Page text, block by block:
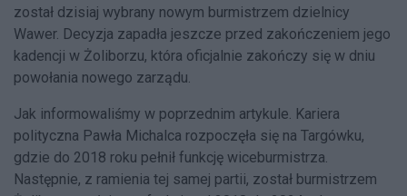
został dzisiaj wybrany nowym burmistrzem dzielnicy
Wawer. Decyzja zapadła jeszcze przed zakończeniem jego
kadencji w Żoliborzu, która oficjalnie zakończy się w dniu
powołania nowego zarządu.
Jak informowaliśmy w poprzednim artykule. Kariera
polityczna Pawła Michalca rozpoczęła się na Targówku,
gdzie do 2018 roku pełnił funkcję wiceburmistrza.
Następnie, z ramienia tej samej partii, został burmistrzem